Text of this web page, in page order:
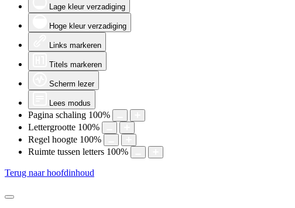
Lage kleur verzadiging
Hoge kleur verzadiging
Links markeren
Titels markeren
Scherm lezer
Lees modus
Pagina schaling 100%
Lettergrootte 100%
Regel hoogte 100%
Ruimte tussen letters 100%
Terug naar hoofdinhoud